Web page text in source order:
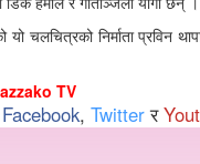
यो चलचित्रको निर्माता प्रविन
TV
Facebook, Twitterर